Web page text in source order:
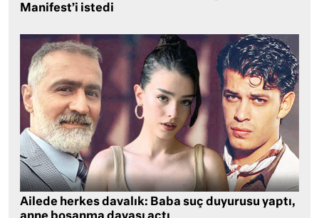
Manifest’i istedi
Ailede herkes davalık: Baba suç duyurusu yaptı,